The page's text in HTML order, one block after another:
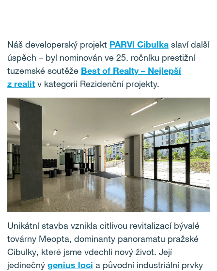
Náš developerský projekt PARVI Cibulka slaví další
úspěch – byl nominován ve 25. ročníku prestižní
tuzemské soutěže Best of Realty – Nejlepší
z realit v kategorii Rezidenční projekty.
Unikátní stavba vznikla citlivou revitalizací bývalé
továrny Meopta, dominanty panoramatu pražské
Cibulky, které jsme vdechli nový život. Její
jedinečný genius loci a původní industriální prvky